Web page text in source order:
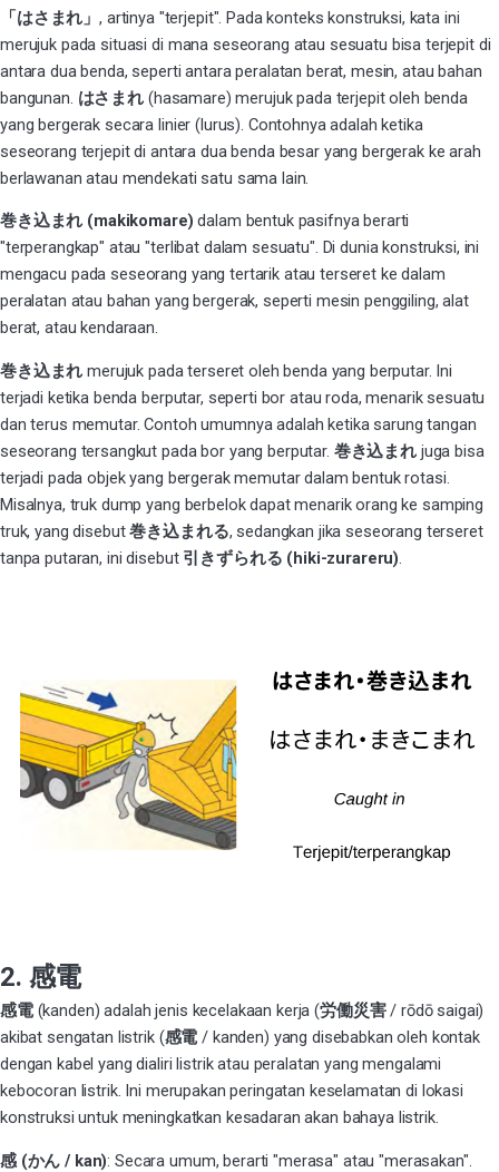
「はさまれ」, artinya "terjepit". Pada konteks konstruksi, kata ini
merujuk pada situasi di mana seseorang atau sesuatu bisa terjepit di
antara dua benda, seperti antara peralatan berat, mesin, atau bahan
bangunan. はさまれ (hasamare) merujuk pada terjepit oleh benda
yang bergerak secara linier (lurus). Contohnya adalah ketika
seseorang terjepit di antara dua benda besar yang bergerak ke arah
berlawanan atau mendekati satu sama lain.
巻き込まれ (makikomare) dalam bentuk pasifnya berarti
"terperangkap" atau "terlibat dalam sesuatu". Di dunia konstruksi, ini
mengacu pada seseorang yang tertarik atau terseret ke dalam
peralatan atau bahan yang bergerak, seperti mesin penggiling, alat
berat, atau kendaraan.
巻き込まれmerujuk pada terseret oleh benda yang berputar. Ini
terjadi ketika benda berputar, seperti bor atau roda, menarik sesuatu
dan terus memutar. Contoh umumnya adalah ketika sarung tangan
seseorang tersangkut pada bor yang berputar. 巻き込まれ juga bisa
terjadi pada objek yang bergerak memutar dalam bentuk rotasi.
Misalnya, truk dump yang berbelok dapat menarik orang ke samping
truk, yang disebut巻き込まれる, sedangkan jika seseorang terseret
tanpa putaran, ini disebut 引きずられる (hiki-zurareru).
2. 感電
感電(kanden) adalah jenis kecelakaan kerja (労働災害/ rōdō saigai)
akibat sengatan listrik (感電 / kanden) yang disebabkan oleh kontak
dengan kabel yang dialiri listrik atau peralatan yang mengalami
kebocoran listrik. Ini merupakan peringatan keselamatan di lokasi
konstruksi untuk meningkatkan kesadaran akan bahaya listrik.
感 (かん / kan): Secara umum, berarti "merasa" atau "merasakan".